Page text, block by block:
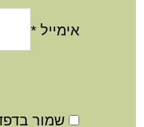
אימייל *
שמור